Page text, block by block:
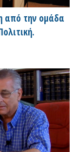
από την ομάδα